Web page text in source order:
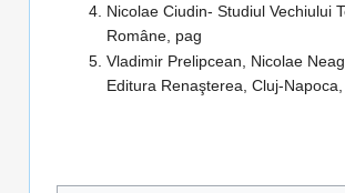
Nicolae Ciudin- Studiul Vechiului
Române, pag
Vladimir Prelipcean, Nicolae
Editura Renaşterea, Cluj-